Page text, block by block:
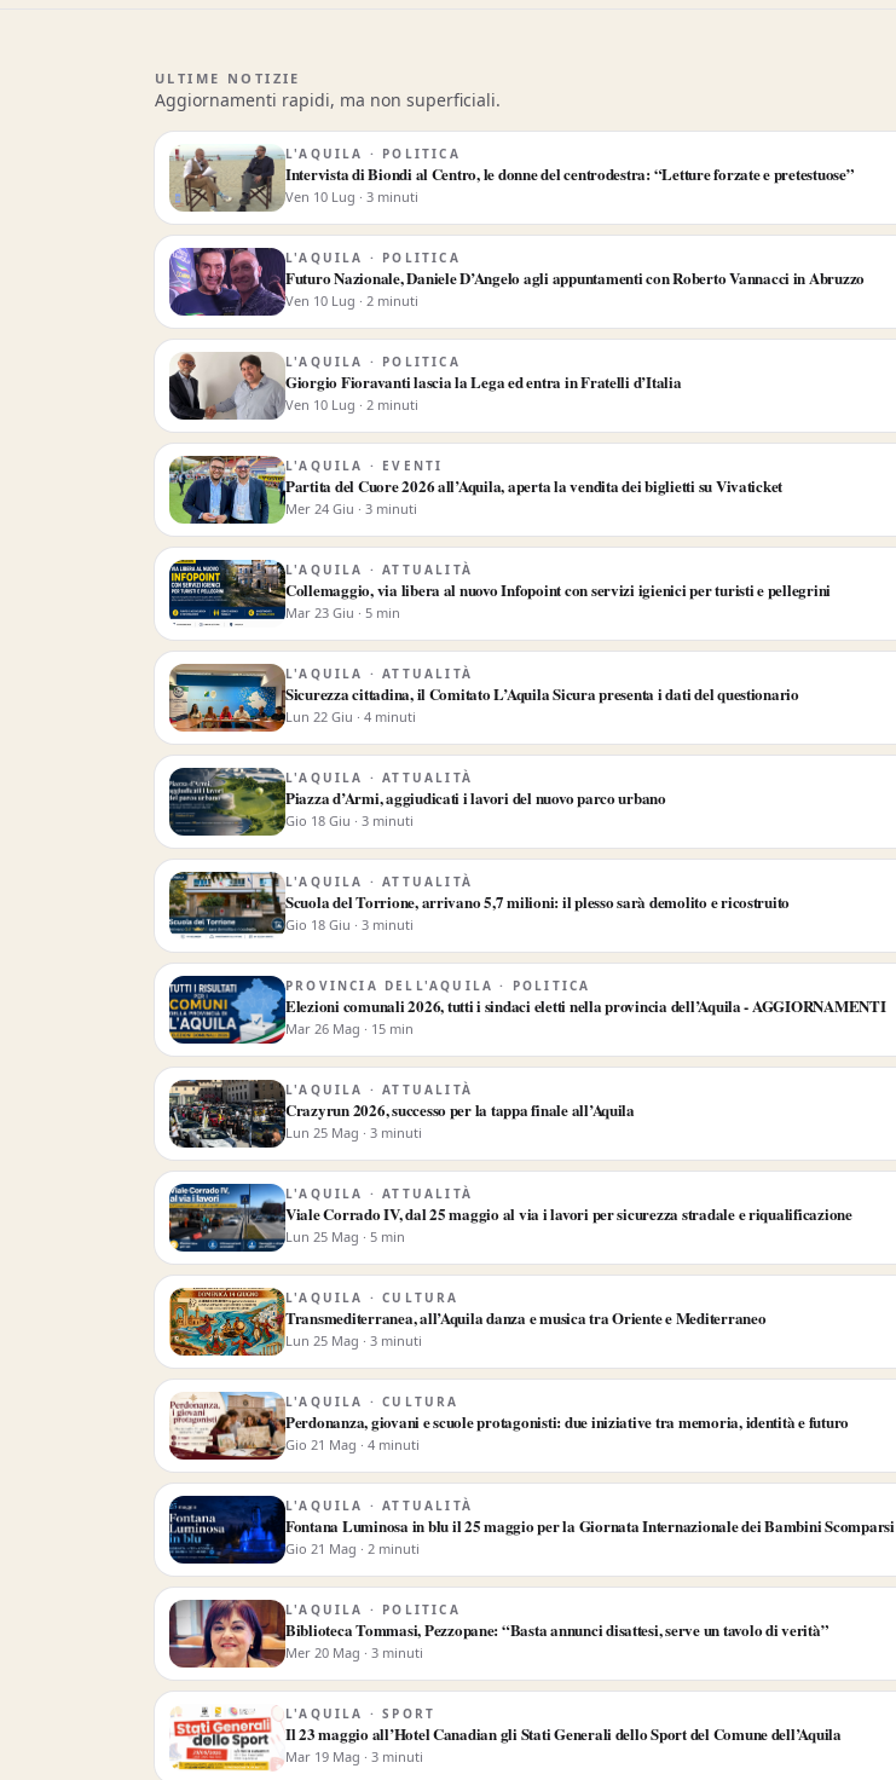
ULTIME NOTIZIE
Aggiornamenti rapidi, ma non superficiali.
L'AQUILA · POLITICA
Intervista di Biondi al Centro, le donne del centrodestra: “Letture forzate e pretestuose”
Ven 10 Lug · 3 minuti
L'AQUILA · POLITICA
Futuro Nazionale, Daniele D’Angelo agli appuntamenti con Roberto Vannacci in Abruzzo
Ven 10 Lug · 2 minuti
L'AQUILA · POLITICA
Giorgio Fioravanti lascia la Lega ed entra in Fratelli d’Italia
Ven 10 Lug · 2 minuti
L'AQUILA · EVENTI
Partita del Cuore 2026 all’Aquila, aperta la vendita dei biglietti su Vivaticket
Mer 24 Giu · 3 minuti
L'AQUILA · ATTUALITÀ
Collemaggio, via libera al nuovo Infopoint con servizi igienici per turisti e pellegrini
Mar 23 Giu · 5 min
L'AQUILA · ATTUALITÀ
Sicurezza cittadina, il Comitato L’Aquila Sicura presenta i dati del questionario
Lun 22 Giu · 4 minuti
L'AQUILA · ATTUALITÀ
Piazza d’Armi, aggiudicati i lavori del nuovo parco urbano
Gio 18 Giu · 3 minuti
L'AQUILA · ATTUALITÀ
Scuola del Torrione, arrivano 5,7 milioni: il plesso sarà demolito e ricostruito
Gio 18 Giu · 3 minuti
PROVINCIA DELL'AQUILA · POLITICA
Elezioni comunali 2026, tutti i sindaci eletti nella provincia dell’Aquila - AGGIORNAMENTI
Mar 26 Mag · 15 min
L'AQUILA · ATTUALITÀ
Crazyrun 2026, successo per la tappa finale all’Aquila
Lun 25 Mag · 3 minuti
L'AQUILA · ATTUALITÀ
Viale Corrado IV, dal 25 maggio al via i lavori per sicurezza stradale e riqualificazione
Lun 25 Mag · 5 min
L'AQUILA · CULTURA
Transmediterranea, all’Aquila danza e musica tra Oriente e Mediterraneo
Lun 25 Mag · 3 minuti
L'AQUILA · CULTURA
Perdonanza, giovani e scuole protagonisti: due iniziative tra memoria, identità e futuro
Gio 21 Mag · 4 minuti
L'AQUILA · ATTUALITÀ
Fontana Luminosa in blu il 25 maggio per la Giornata Internazionale dei Bambini Scomparsi
Gio 21 Mag · 2 minuti
L'AQUILA · POLITICA
Biblioteca Tommasi, Pezzopane: “Basta annunci disattesi, serve un tavolo di verità”
Mer 20 Mag · 3 minuti
L'AQUILA · SPORT
Il 23 maggio all’Hotel Canadian gli Stati Generali dello Sport del Comune dell’Aquila
Mar 19 Mag · 3 minuti